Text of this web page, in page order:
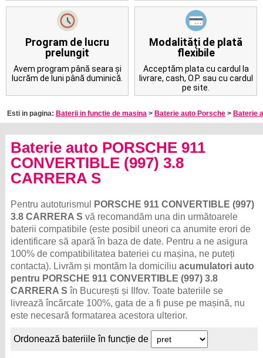
Program de lucru
prelungit
Avem program până seara și
lucrăm de luni până duminică.
Modalități de plată
flexibile
Acceptăm plata cu cardul la
livrare, cash, O.P. sau cu cardul
pe site.
Esti in pagina: Baterii in functie de masina > Baterie auto Porsche > Baterie
Baterie auto PORSCHE 911
CONVERTIBLE (997) 3.8
CARRERA S
Pentru autoturismul
PORSCHE 911 CONVERTIBLE (997)
3.8 CARRERA S vă recomandăm una din următoarele
baterii compatibile (este posibil uneori ca anumite erori de
identificare să apară în baza de date. Pentru a ne asigura
100% de compatibilitatea bateriei cu mașina, ne puteți
contacta). Livrăm și montăm la domiciliuacumulatori auto
pentru PORSCHE 911 CONVERTIBLE (997) 3.8
CARRERA S în București și Ilfov. Toate bateriile se
livrează încărcate 100%, gata de a fi puse pe mașină, nu
este necesară formatarea acestora ulterior.
Ordonează bateriile în funcție de